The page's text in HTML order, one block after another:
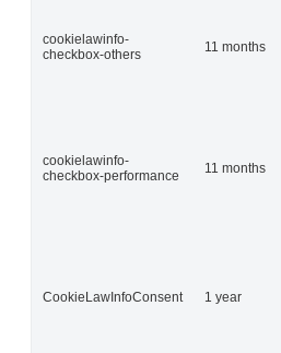
cookielawinfo-
checkbox-others
11 months
cookielawinfo-
checkbox-performance
11 months
CookieLawInfoConsent 1 year